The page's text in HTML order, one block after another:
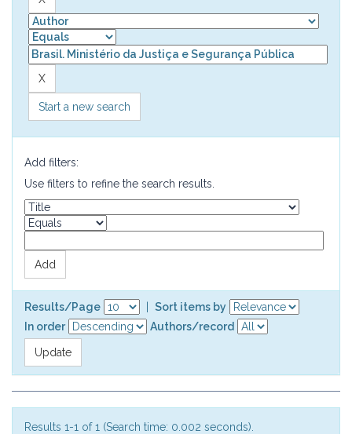
Start a new search
Add filters:
Use filters to refine the search results.
Results/Page
Sort items by
In order
Authors/record
Results 1-1 of 1 (Search time: 0.002 seconds).